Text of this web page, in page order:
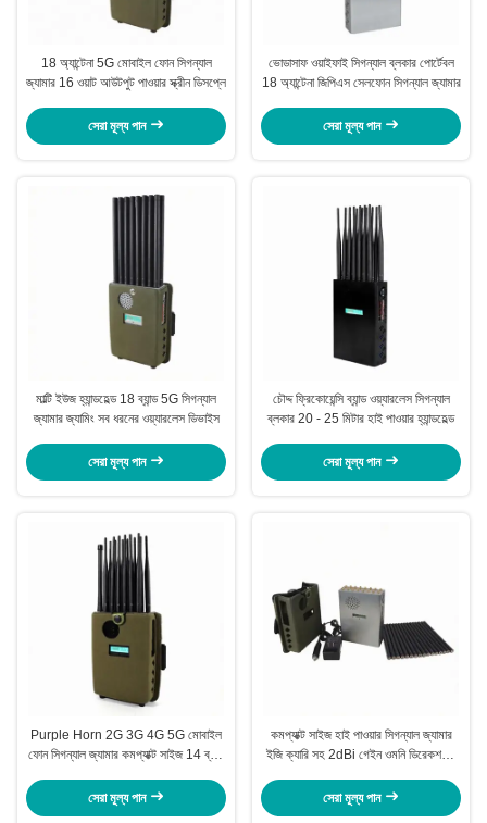
18 অ্যান্টেনা 5G মোবাইল ফোন সিগন্যাল
জ্যামার 16 ওয়াট আউটপুট পাওয়ার স্ক্রীন ডিসপ্লে
সেরা মূল্য পান
ভোডাসাফ ওয়াইফাই সিগন্যাল ব্লকার পোর্টেবল
18 অ্যান্টেনা জিপিএস সেলফোন সিগন্যাল জ্যামার
সেরা মূল্য পান
মাল্টি ইউজ হ্যান্ডহেল্ড 18 ব্যান্ড 5G সিগন্যাল
জ্যামার জ্যামিং সব ধরনের ওয়্যারলেস ডিভাইস
সেরা মূল্য পান
চৌদ্দ ফ্রিকোয়েন্সি ব্যান্ড ওয়্যারলেস সিগন্যাল
ব্লকার 20 - 25 মিটার হাই পাওয়ার হ্যান্ডহেল্ড
সেরা মূল্য পান
Purple Horn 2G 3G 4G 5G মোবাইল
ফোন সিগন্যাল জ্যামার কমপ্যাক্ট সাইজ 14 ব্যান্ড
সেরা মূল্য পান
কমপ্যাক্ট সাইজ হাই পাওয়ার সিগন্যাল জ্যামার
ইজি ক্যারি সহ 2dBi গেইন ওমনি ডিরেকশনাল
সেরা মূল্য পান